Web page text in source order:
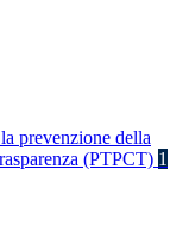
prevenzione della
(PTPCT) 1